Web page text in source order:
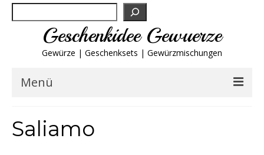
Geschenkidee Gewuerze
Gewürze | Geschenksets | Gewürzmischungen
Menü
Saliamo